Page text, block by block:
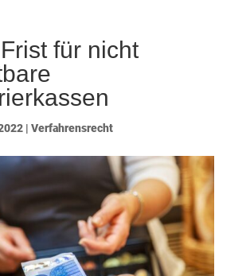
für nicht
| Verfahrensrecht